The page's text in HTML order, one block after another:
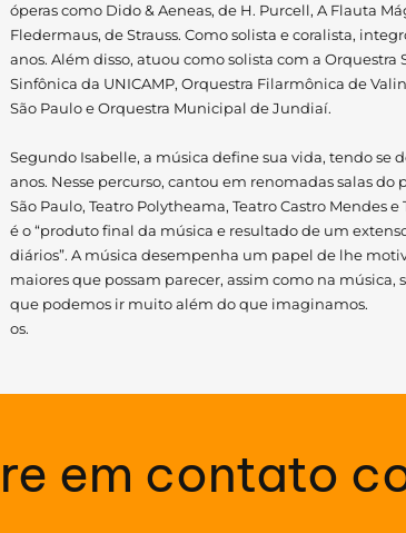
óperas como Dido & Aeneas, de H. Purcell, A Flauta
Fledermaus, de Strauss. Como solista e coralista,
anos. Além disso, atuou como solista com a
Sinfônica da UNICAMP, Orquestra Filarmônica de
São Paulo e Orquestra Municipal de Jundiaí.
Segundo Isabelle, a música define sua vida, tendo se
anos. Nesse percurso, cantou em renomadas salas
São Paulo, Teatro Polytheama, Teatro Castro Mendes
é o “produto final da música e resultado de um
diários”. A música desempenha um papel de lhe
maiores que possam parecer, assim como na
que podemos ir muito além do que imaginamos.
os.
em contato